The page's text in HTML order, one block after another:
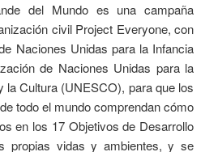
del Mundo es una campaña
civil Project Everyone, con
Naciones Unidas para la Infancia
de Naciones Unidas para la
la Cultura (UNESCO), para que los
todo el mundo comprendan cómo
en los 17 Objetivos de Desarrollo
propias vidas y ambientes, y se